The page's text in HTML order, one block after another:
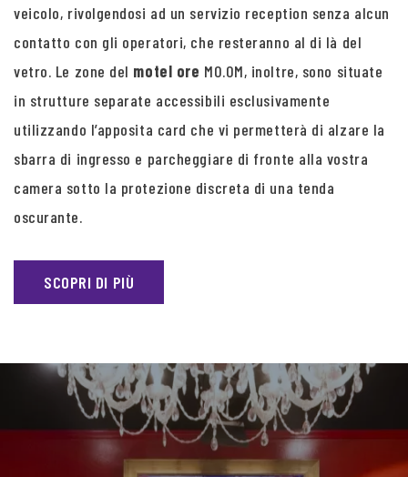
veicolo, rivolgendosi ad un servizio reception senza alcun
contatto con gli operatori, che resteranno al di là del
vetro. Le zone del motel ore MO.OM, inoltre, sono situate
in strutture separate accessibili esclusivamente
utilizzando l’apposita card che vi permetterà di alzare la
sbarra di ingresso e parcheggiare di fronte alla vostra
camera sotto la protezione discreta di una tenda
oscurante.
SCOPRI DI PIÙ